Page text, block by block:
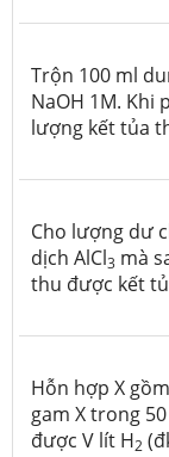
Trộn 100 ml
NaOH 1M. Khi
lượng kết tủa
Cho lượng dư
dịch AlCl3 mà
thu được kết
Hỗn hợp X
gam X trong
được V lít H2